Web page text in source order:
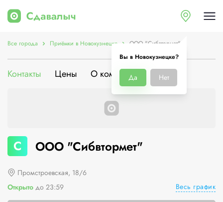
Вы в Новокузнецке?
Да Нет
Все города Приёмки в Новокузнецке ООО "Сибвтормет"
Контакты Цены О компании
С ООО "Сибвтормет"
Промстроевская, 18/6
Открыто до 23:59 Весь график